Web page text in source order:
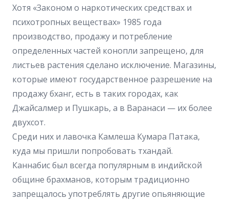
Хотя «Законом о наркотических средствах и
психотропных веществах» 1985 года
производство, продажу и потребление
определенных частей конопли запрещено, для
листьев растения сделано исключение. Магазины,
которые имеют государственное разрешение на
продажу бханг, есть в таких городах, как
Джайсалмер и Пушкарь, а в Варанаси — их более
двухсот.
Среди них и лавочка Камлеша Кумара Патака,
куда мы пришли попробовать тхандай.
Каннабис был всегда популярным в индийской
общине брахманов, которым традиционно
запрещалось употреблять другие опьяняющие